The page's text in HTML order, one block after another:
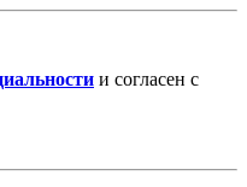
и согласен с